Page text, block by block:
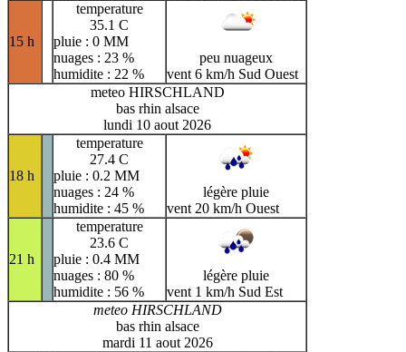
15 h
temperature
35.1 C
pluie : 0 MM
nuages : 23 %
humidite : 22 %
peu nuageux
vent 6 km/h Sud Ouest
meteo HIRSCHLAND
bas rhin alsace
lundi 10 aout 2026
18 h
temperature
27.4 C
pluie : 0.2 MM
nuages : 24 %
humidite : 45 %
légère pluie
vent 20 km/h Ouest
21 h
temperature
23.6 C
pluie : 0.4 MM
nuages : 80 %
humidite : 56 %
légère pluie
vent 1 km/h Sud Est
meteo HIRSCHLAND
bas rhin alsace
mardi 11 aout 2026